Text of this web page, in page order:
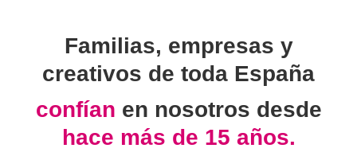
Familias, empresas y
creativos de toda España
confían en nosotros desde
hace más de 15 años.